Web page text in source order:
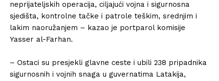
neprijateljskih operacija, ciljajući vojna i sigurnosna
sjedišta, kontrolne tačke i patrole teškim, srednjim i
lakim naoružanjem – kazao je portparol komisije
Yasser al-Farhan.
– Ostaci su presjekli glavne ceste i ubili 238 pripadnika
sigurnosnih i vojnih snaga u guvernatima Latakija,